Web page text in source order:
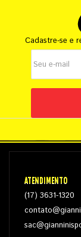
Cadastre-se e
ATENDIMENTO
(17) 3631-1320